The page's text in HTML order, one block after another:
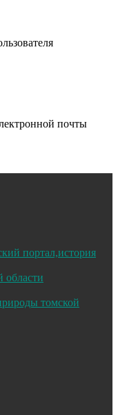
почты
портал,история
томской